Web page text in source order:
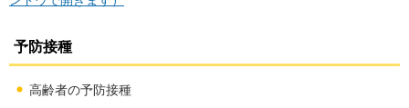
予防接種
高齢者の予防接種